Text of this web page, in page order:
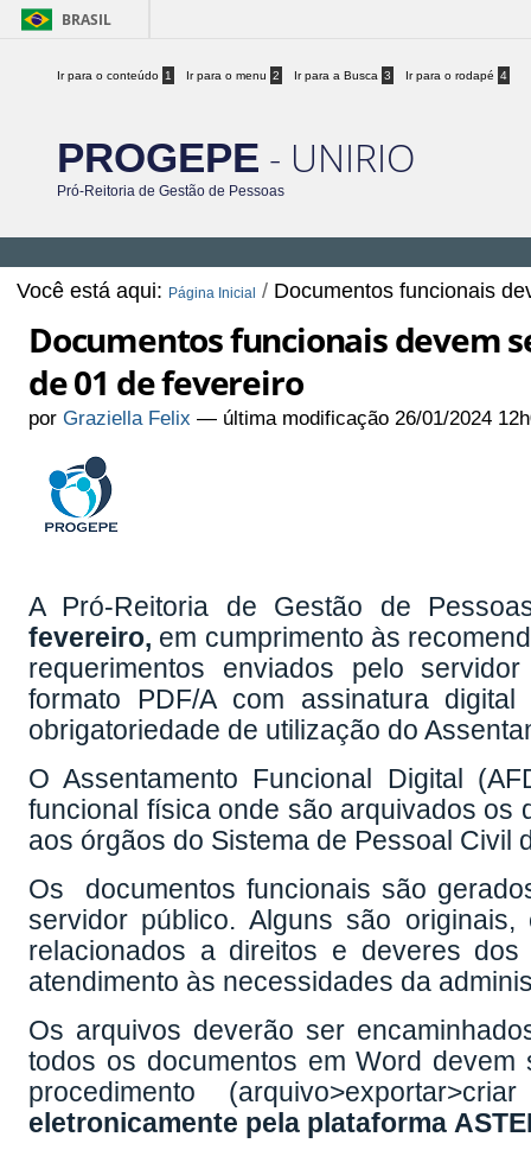
BRASIL
Ir para o conteúdo 1 Ir para o menu 2 Ir para a Busca 3 Ir para o rodapé 4
PROGEPE - UNIRIO
Pró-Reitoria de Gestão de Pessoas
Você está aqui: Página Inicial / Documentos funcionais
Documentos funcionais devem
de 01 de fevereiro
porGraziella Felix — última modificação 26/01/2024
A Pró-Reitoria de Gestão de
fevereiro, em cumprimento às
requerimentos enviados pelo
formato PDF/A com assinatura
obrigatoriedade de utilização do
O Assentamento Funcional Digital
funcional física onde são arquivados os
aos órgãos do Sistema de Pessoal Civil
Os documentos funcionais são
servidor público. Alguns são
relacionados a direitos e deveres
atendimento às necessidades da
Os arquivos deverão ser
todos os documentos em Word
procedimento
eletronicamente pela plataforma